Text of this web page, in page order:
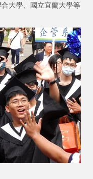
大學、國立宜蘭大學等